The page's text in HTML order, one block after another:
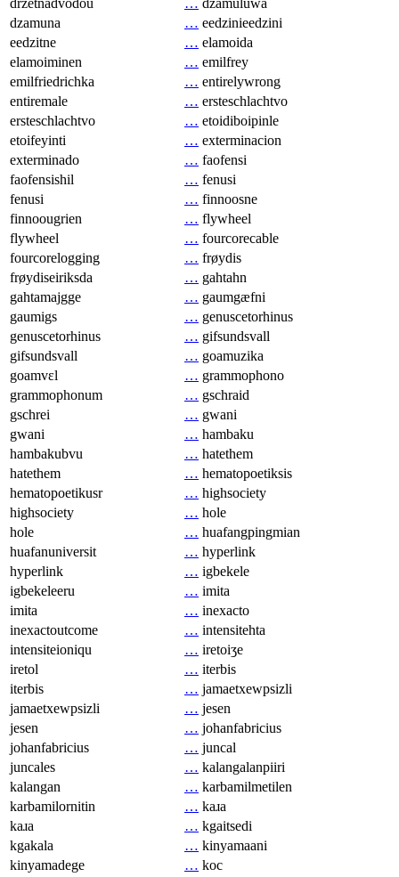
dzamuna
… eedzinieedzini
eedzitne
… elamoida
elamoiminen
… emilfrey
emilfriedrichka
… entirelywrong
entiremale
… ersteschlachtvo
ersteschlachtvo
… etoidiboipinle
etoifeyinti
… exterminacion
exterminado
… faofensi
faofensishil
… fenusi
fenusi
… finnoosne
finnoougrien
… flywheel
flywheel
… fourcorecable
fourcorelogging
… frøydis
frøydiseiriksda
… gahtahn
gahtamajgge
… gaumgæfni
gaumigs
… genuscetorhinus
genuscetorhinus
… gifsundsvall
gifsundsvall
… goamuzika
goamvɛl
… grammophono
grammophonum
… gschraid
gschrei
… gwani
gwani
… hambaku
hambakubvu
… hatethem
hatethem
… hematopoetiksis
hematopoetikusr
… highsociety
highsociety
… hole
hole
… huafangpingmian
huafanuniversit
… hyperlink
hyperlink
… igbekele
igbekeleeru
… imita
imita
… inexacto
inexactoutcome
… intensitehta
intensiteioniqu
… iretoiʒe
iretol
… iterbis
iterbis
… jamaetxewpsizli
jamaetxewpsizli
… jesen
jesen
… johanfabricius
johanfabricius
… juncal
juncales
… kalangalanpiiri
kalangan
… karbamilmetilen
karbamilornitin
… kaɹa
kaɹa
… kgaitsedi
kgakala
… kinyamaani
kinyamadege
… koc